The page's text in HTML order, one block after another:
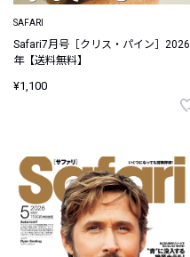
SAFARI
Safari7月号［クリス・パイン］2026
年【送料無料】
¥1,100